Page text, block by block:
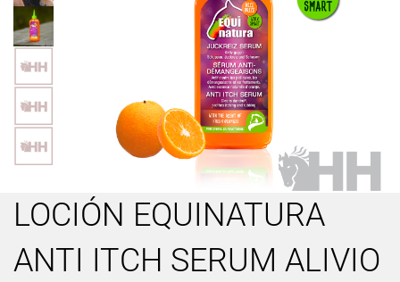
LOCIÓN EQUINATURA
ANTI ITCH SERUM ALIVIO